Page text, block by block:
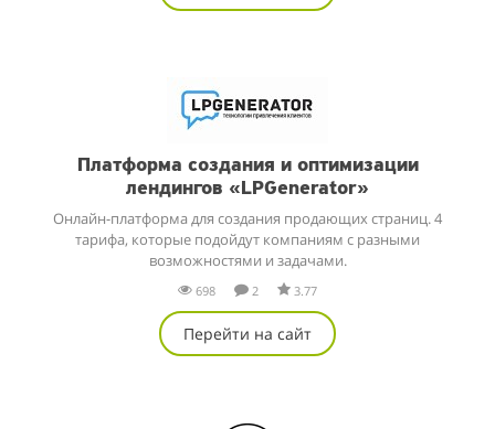
Платформа создания и оптимизации
лендингов «LPGenerator»
Онлайн-платформа для создания продающих страниц. 4
тарифа, которые подойдут компаниям с разными
возможностями и задачами.
698 2 3.77
Перейти на сайт